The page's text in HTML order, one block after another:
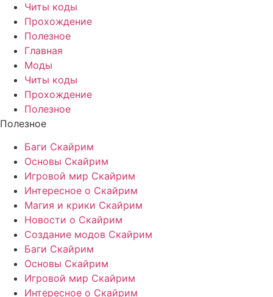
Читы коды
Прохождение
Полезное
Главная
Моды
Читы коды
Прохождение
Полезное
Полезное
Баги Скайрим
Основы Скайрим
Игровой мир Скайрим
Интересное о Скайрим
Магия и крики Скайрим
Новости о Скайрим
Создание модов Скайрим
Баги Скайрим
Основы Скайрим
Игровой мир Скайрим
Интересное о Скайрим